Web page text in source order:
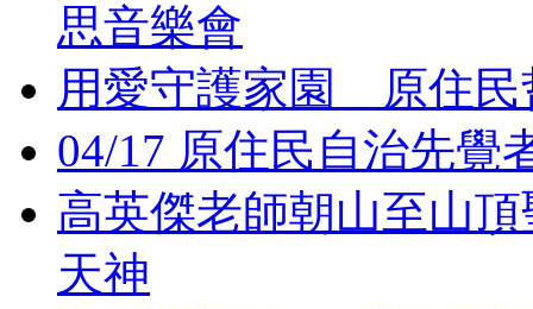
思音樂會
用愛守護家園 原住民
04/17 原住民自治先覺
高英傑老師朝山至山
天神